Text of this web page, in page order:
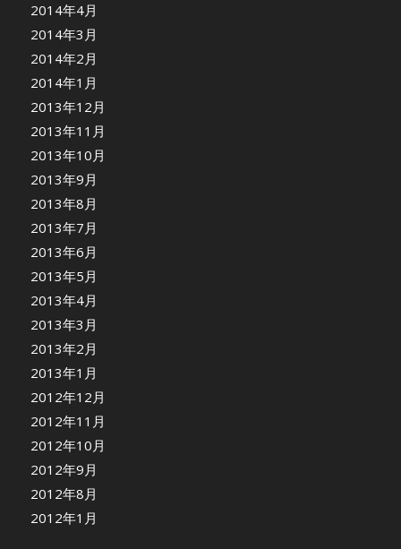
2014年4月
2014年3月
2014年2月
2014年1月
2013年12月
2013年11月
2013年10月
2013年9月
2013年8月
2013年7月
2013年6月
2013年5月
2013年4月
2013年3月
2013年2月
2013年1月
2012年12月
2012年11月
2012年10月
2012年9月
2012年8月
2012年1月